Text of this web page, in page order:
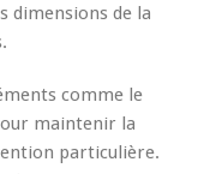
dimensions de la
comme le
maintenir la
particulière.